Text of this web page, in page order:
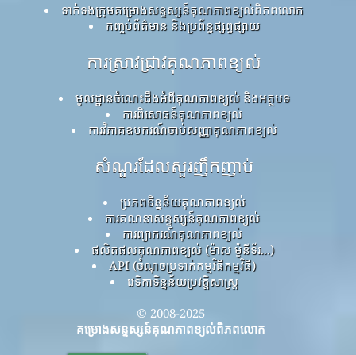
ទាក់ទងក្រុមគម្រោងសន្ទស្សន៍គុណភាពខ្យល់ពិភពលោក
កញ្ចប់ព័ត៌មាន និងប្រព័ន្ធផ្សព្វផ្សាយ
ការស្រាវជ្រាវគុណភាពខ្យល់
មូលដ្ឋានចំណេះដឹងអំពីគុណភាពខ្យល់ និងអត្ថបទ
ការពិសោធន៍គុណភាពខ្យល់
ការវិភាគឧបករណ៍ចាប់សញ្ញាគុណភាពខ្យល់
សំណួរដែលសួរញឹកញាប់
ប្រភពទិន្នន័យគុណភាពខ្យល់
ការគណនាសន្ទស្សន៍គុណភាពខ្យល់
ការព្យាករណ៍គុណភាពខ្យល់
ផលិតផលគុណភាពខ្យល់ (ម៉ាស ម៉ូនីទ័រ...)
API (ចំណុចប្រទាក់កម្មវិធីកម្មវិធី)
វេទិកាទិន្នន័យប្រវត្តិសាស្ត្រ
© 2008-2025
គម្រោងសន្ទស្សន៍គុណភាពខ្យល់ពិភពលោក